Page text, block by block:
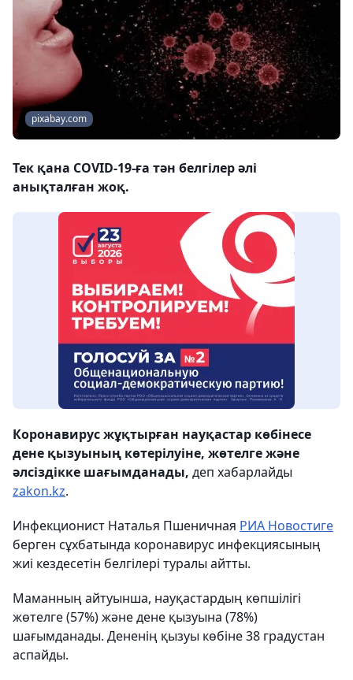
pixabay.com
Тек қана COVID-19-ға тән белгілер әлі
анықталған жоқ.
Коронавирус жұқтырған науқастар көбінесе
дене қызуының көтерілуіне, жөтелге және
әлсіздікке шағымданады, деп хабарлайды
zakon.kz.
Инфекционист Наталья Пшеничная РИА Новостиге
берген сұхбатында коронавирус инфекциясының
жиі кездесетін белгілері туралы айтты.
Маманның айтуынша, науқастардың көпшілігі
жөтелге (57%) және дене қызуына (78%)
шағымданады. Дененің қызуы көбіне 38 градустан
аспайды.